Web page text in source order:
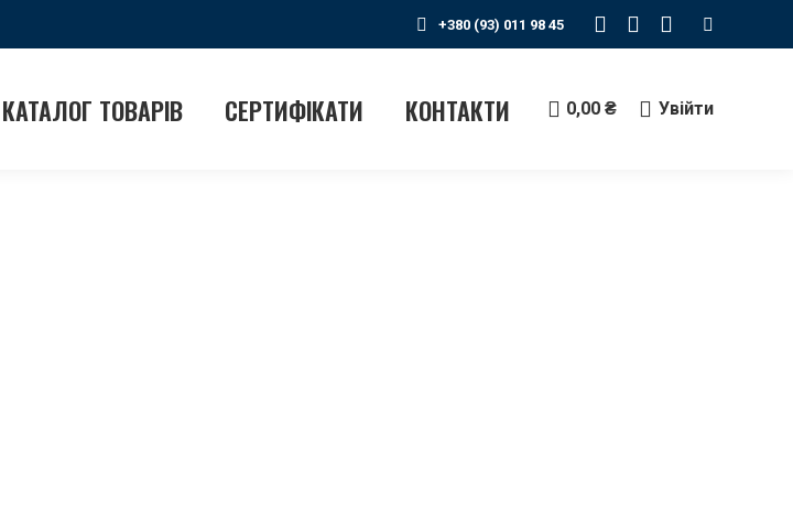
+380 (93) 011 98 45
Instagram
відкривається
у
Telegram
відкривається
у
YouTube
у
Search:
КАТАЛОГ ТОВАРІВ СЕРТИФІКАТИ КОНТАКТИ 0,00₴ Увійти